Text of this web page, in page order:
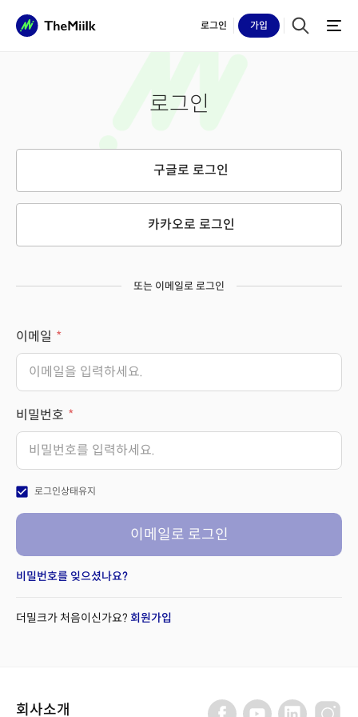
로그인 가입
로그인
구글로 로그인
카카오로 로그인
또는 이메일로 로그인
이메일
비밀번호
check_box 로그인상태유지
이메일로 로그인
비밀번호를 잊으셨나요?
더밀크가 처음이신가요? 회원가입
회사소개